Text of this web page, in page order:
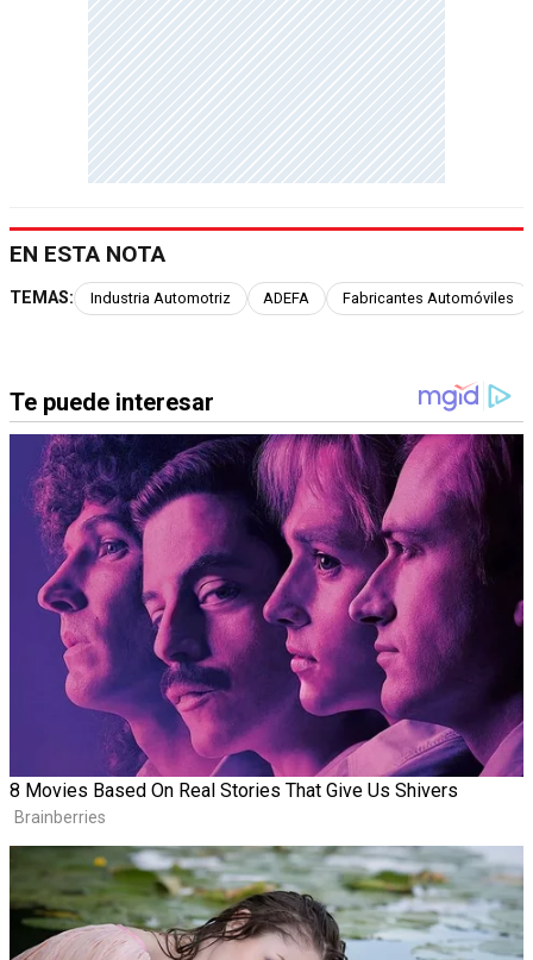
EN ESTA NOTA
TEMAS: Industria Automotriz ADEFA Fabricantes Automóviles